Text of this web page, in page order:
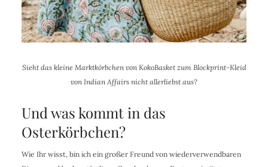
Sieht das kleine Marktkörbchen von KokoBasket zum Blockprint-Kleid
von Indian Affairs nicht allerliebst aus?
Und was kommt in das
Osterkörbchen?
Wie Ihr wisst, bin ich ein großer Freund von wiederverwendbaren